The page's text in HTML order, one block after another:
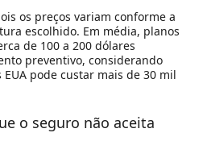
os preços variam conforme a
escolhido. Em média, planos
de 100 a 200 dólares
preventivo, considerando
pode custar mais de 30 mil
o seguro não aceita